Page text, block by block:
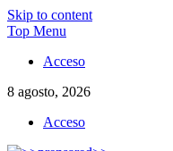
Skip to content
Top Menu
Acceso
8 agosto, 2026
Acceso